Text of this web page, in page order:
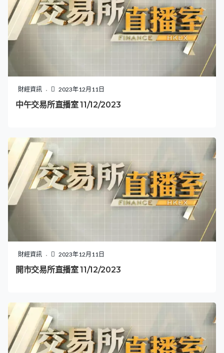
財經資訊 2023年12月11日
中午交易所直播室 11/12/2023
財經資訊 2023年12月11日
開市交易所直播室 11/12/2023